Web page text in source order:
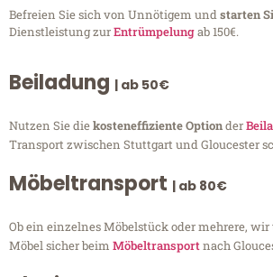
Befreien Sie sich von Unnötigem undstarten
Dienstleistung zurEntrümpelungab 150€.
Beiladung | ab 50€
Nutzen Sie diekosteneffiziente Optionder
Transport zwischen Stuttgart und Gloucester
Möbeltransport | ab 80€
Ob ein einzelnes Möbelstück oder mehrere,
Möbel sicher beim Möbeltransportnach